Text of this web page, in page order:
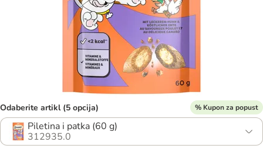
Odaberite artikl (5 opcija) % Kupon za popust
Piletina i patka (60 g)
312935.0